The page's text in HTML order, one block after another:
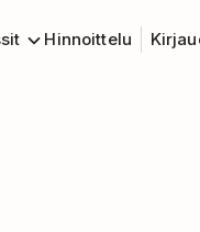
Hinnoittelu